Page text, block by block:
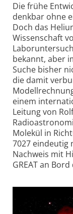
Die frühe
denkbar ohne
Doch das
Wissenschaft
bekannt, aber
Suche bisher
die damit
einem
Leitung von
Molekül in
7027 eindeutig
Nachweis mit
GREAT an